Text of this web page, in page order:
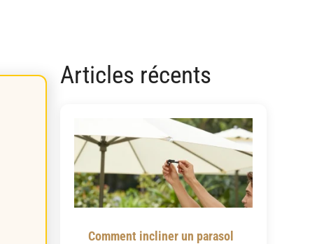
Articles récents
Comment incliner un parasol